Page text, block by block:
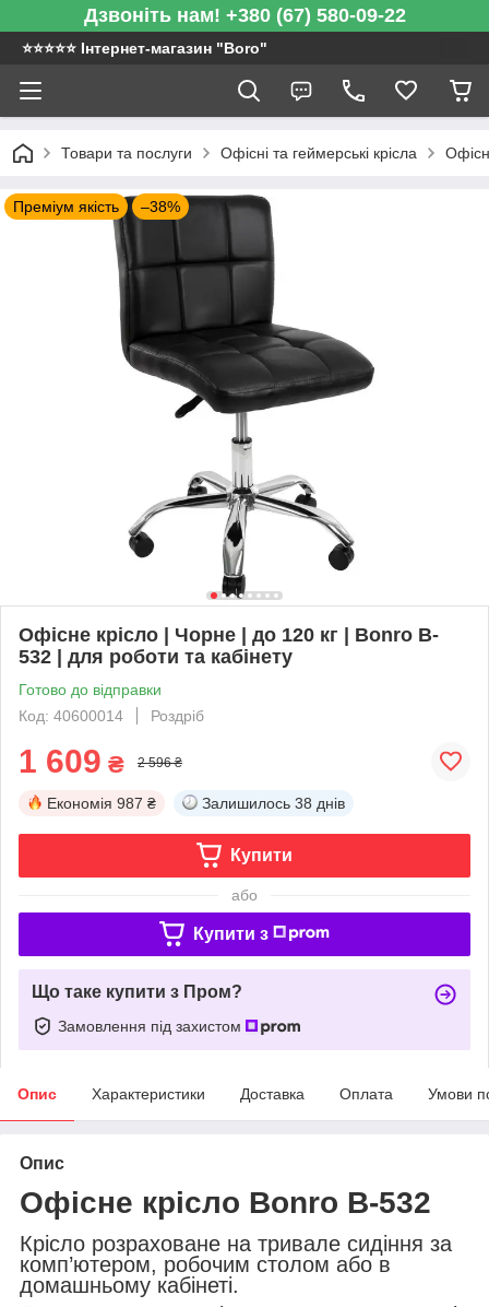
Дзвоніть нам! +380 (67) 580-09-22
⭐️⭐️⭐️⭐️⭐️ Інтернет-магазин "Boro"
Товари та послуги Офісні та геймерські крісла
Преміум якість –38%
Офісне крісло | Чорне | до 120 кг | Bonro B-
532 | для роботи та кабінету
Готово до відправки
Код: 40600014
Роздріб
1 609 ₴ 2 596 ₴
Економія 987 ₴ Залишилось 38 днів
Купити
або
Купити з
Що таке купити з Пром?
Замовлення під захистом
Опис Характеристики Доставка Оплата Умови
Опис
Офісне крісло Bonro B-532
Крісло розраховане на тривале сидіння за
комп’ютером, робочим столом або в
домашньому кабінеті.